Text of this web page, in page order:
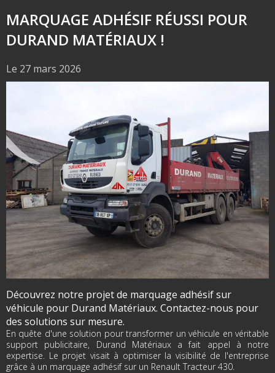
MARQUAGE ADHÉSIF RÉUSSI POUR
DURAND MATÉRIAUX !
Le 27 mars 2026
Découvrez notre projet de marquage adhésif sur
véhicule pour Durand Matériaux. Contactez-nous pour
des solutions sur mesure.
En quête d'une solution pour transformer un véhicule en véritable
support publicitaire, Durand Matériaux a fait appel à notre
expertise. Le projet visait à optimiser la visibilité de l'entreprise
grâce à un marquage adhésif sur un Renault Tracteur 430.